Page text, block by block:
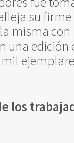
su
misma
una
los